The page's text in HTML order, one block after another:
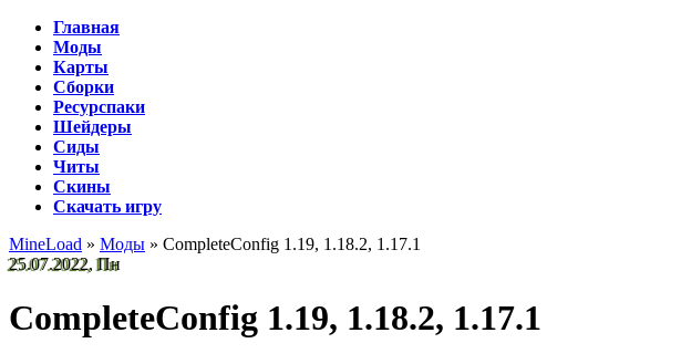
Главная
Моды
Карты
Сборки
Ресурспаки
Шейдеры
Сиды
Читы
Скины
Скачать игру
MineLoad » Моды » CompleteConfig 1.19, 1.18.2, 1.17.1
25.07.2022, Пн
CompleteConfig 1.19, 1.18.2, 1.17.1